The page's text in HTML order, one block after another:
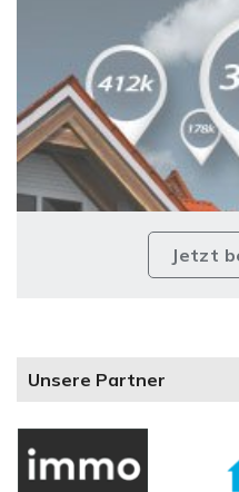
Jetzt
Unsere Partner